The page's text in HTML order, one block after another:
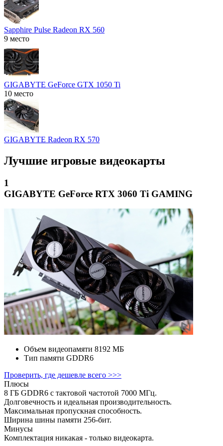
Sapphire Pulse Radeon RX 560
9 место
GIGABYTE GeForce GTX 1050 Ti
10 место
GIGABYTE Radeon RX 570
Лучшие игровые видеокарты
1
GIGABYTE GeForce RTX 3060 Ti GAMING
Объем видеопамяти 8192 МБ
Тип памяти GDDR6
Проверить, где дешевле всего >>>
Плюсы
8 ГБ GDDR6 с тактовой частотой 7000 МГц.
Долговечность и идеальная производительность.
Максимальная пропускная способность.
Ширина шины памяти 256-бит.
Минусы
Комплектация никакая - только видеокарта.